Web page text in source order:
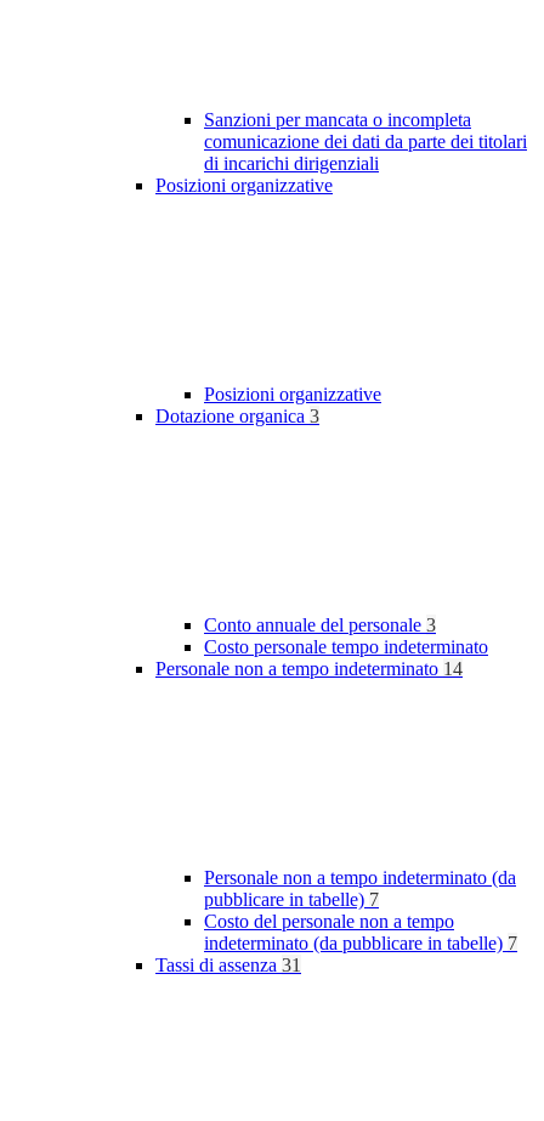
Sanzioni per mancata o incompleta
comunicazione dei dati da parte dei titolari
di incarichi dirigenziali
Posizioni organizzative
Posizioni organizzative
Dotazione organica 3
Conto annuale del personale 3
Costo personale tempo indeterminato
Personale non a tempo indeterminato 14
Personale non a tempo indeterminato (da
pubblicare in tabelle) 7
Costo del personale non a tempo
indeterminato (da pubblicare in tabelle) 7
Tassi di assenza 31